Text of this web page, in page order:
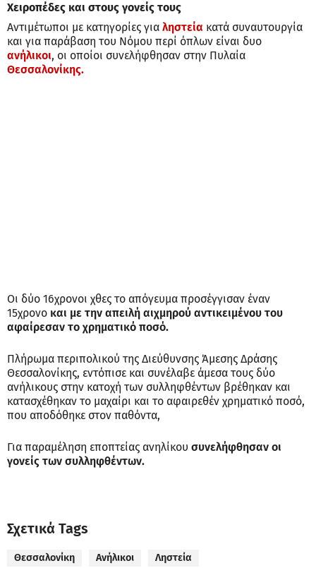
Χειροπέδες και στους γονείς τους
Αντιμέτωποι με κατηγορίες για ληστεία κατά συναυτουργία
και για παράβαση του Νόμου περί όπλων είναι δυο
ανήλικοι, οι οποίοι συνελήφθησαν στην Πυλαία
Θεσσαλονίκης.
Οι δύο 16χρονοι χθες το απόγευμα προσέγγισαν έναν
15χρονο και με την απειλή αιχμηρού αντικειμένου του
αφαίρεσαν το χρηματικό ποσό.
Πλήρωμα περιπολικού της Διεύθυνσης Άμεσης Δράσης
Θεσσαλονίκης, εντόπισε και συνέλαβε άμεσα τους δύο
ανήλικους στην κατοχή των συλληφθέντων βρέθηκαν και
κατασχέθηκαν το μαχαίρι και το αφαιρεθέν χρηματικό ποσό,
που αποδόθηκε στον παθόντα,
Για παραμέληση εποπτείας ανηλίκου συνελήφθησαν οι
γονείς των συλληφθέντων.
Σχετικά Tags
Θεσσαλονίκη Ανήλικοι Ληστεία